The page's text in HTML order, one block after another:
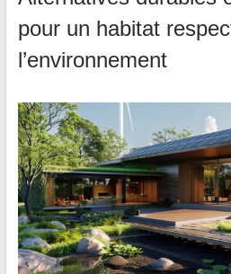
pour un habitat
l’environnement